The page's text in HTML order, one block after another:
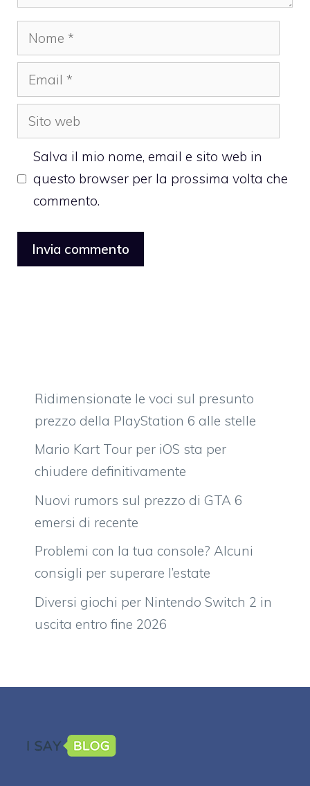
Nome
Email
Sito
web
Salva il mio nome, email e sito web in
questo browser per la prossima volta che
commento.
Ridimensionate le voci sul presunto
prezzo della PlayStation 6 alle stelle
Mario Kart Tour per iOS sta per
chiudere definitivamente
Nuovi rumors sul prezzo di GTA 6
emersi di recente
Problemi con la tua console? Alcuni
consigli per superare l’estate
Diversi giochi per Nintendo Switch 2 in
uscita entro fine 2026